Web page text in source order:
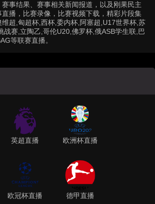
事结果、赛事相关新闻报道，以及刚果民主
播，比赛录像，比赛视频下载，精彩片段集
超,匈超杯,西杯,委内杯,阿塞超,U17世界杯,苏
战赛,立陶乙,哥伦U20,佛罗杯,俄ASB学生联,巴
等联赛直播。
英超直播 欧洲杯直播
欧冠杯直播 德甲直播